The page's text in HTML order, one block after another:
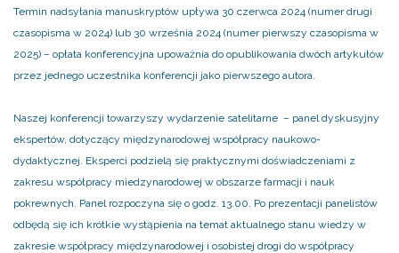
Termin nadsyłania manuskryptów upływa 30 czerwca 2024 (numer drugi
czasopisma w 2024) lub 30 września 2024 (numer pierwszy czasopisma w
2025) – opłata konferencyjna upoważnia do opublikowania dwóch artykułów
przez jednego uczestnika konferencji jako pierwszego autora.
Naszej konferencji towarzyszy wydarzenie satelitarne – panel dyskusyjny
ekspertów, dotyczący międzynarodowej współpracy naukowo-
dydaktycznej. Eksperci podzielą się praktycznymi doświadczeniami z
zakresu współpracy miedzynarodowej w obszarze farmacji i nauk
pokrewnych. Panel rozpoczyna się o godz. 13.00. Po prezentacji panelistów
odbędą się ich krótkie wystąpienia na temat aktualnego stanu wiedzy w
zakresie współpracy międzynarodowej i osobistej drogi do współpracy